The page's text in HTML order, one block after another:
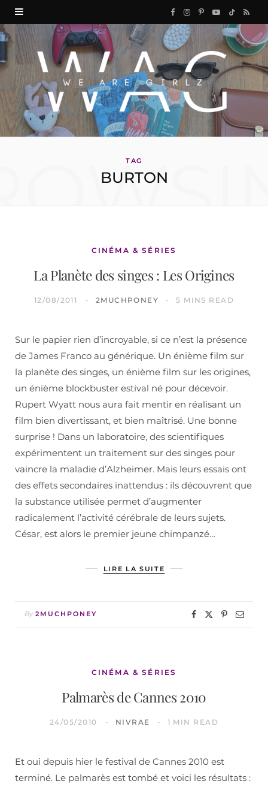
F
a
c
e
b
o
I
n
s
a
P
n
e
Y
o
u
u
T
i
k
R
S
TAG
BURTON
CINÉMA & SÉRIES
La Planète des singes : Les Origines
12/08/2011 2MUCHPONEY 5 MINS READ
Sur le papier rien d’incroyable, si ce n’est la présence
de James Franco au générique. Un énième film sur
la planète des singes, un énième film sur les origines,
un énième blockbuster estival né pour décevoir.
Rupert Wyatt nous aura fait mentir en réalisant un
film bien divertissant, et bien maîtrisé. Une bonne
surprise ! Dans un laboratoire, des scientifiques
expérimentent un traitement sur des singes pour
vaincre la maladie d’Alzheimer. Mais leurs essais ont
des effets secondaires inattendus : ils découvrent que
la substance utilisée permet d’augmenter
radicalement l’activité cérébrale de leurs sujets.
César, est alors le premier jeune chimpanzé…
LIRE LA SUITE
By 2MUCHPONEY
CINÉMA & SÉRIES
Palmarès de Cannes 2010
24/05/2010 NIVRAE 1 MIN READ
Et oui depuis hier le festival de Cannes 2010 est
terminé. Le palmarès est tombé et voici les résultats :